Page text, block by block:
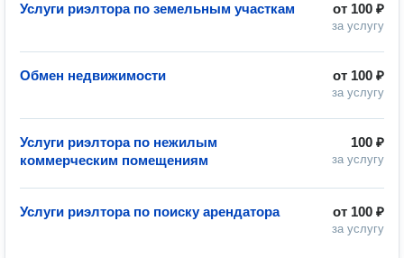
от 100 ₽
за услугу
Услуги риэлтора по земельным участкам
от 100 ₽
за услугу
Обмен недвижимости
100 ₽
за услугу
Услуги риэлтора по нежилым
коммерческим помещениям
от 100 ₽
за услугу
Услуги риэлтора по поиску арендатора